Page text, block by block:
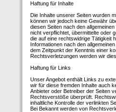
Haftung für Inhalte
Die Inhalte unserer Seiten wurden
können wir jedoch keine Gewähr
diesen Seiten nach den
nicht verpflichtet, übermittelte oder
die auf eine rechtswidrige Tätigkeit
Informationen nach den
dem Zeitpunkt der Kenntnis einer
Rechtsverletzungen werden wir
Haftung für Links
Unser Angebot enthält Links zu
wir für diese fremden Inhalte auch
Anbieter oder Betreiber der Seiten
Rechtsverstöße überprüft.
inhaltliche Kontrolle der verlinkten
Bei Bekannt werden von